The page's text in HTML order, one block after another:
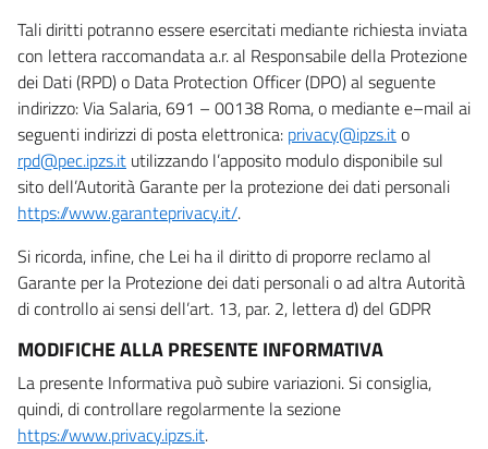
Tali diritti potranno essere esercitati mediante richiesta inviata
con lettera raccomandata a.r. al Responsabile della Protezione
dei Dati (RPD) o Data Protection Officer (DPO) al seguente
indirizzo: Via Salaria, 691 – 00138 Roma, o mediante e–mail ai
seguenti indirizzi di posta elettronica: privacy@ipzs.ito
rpd@pec.ipzs.it utilizzando l’apposito modulo disponibile sul
sito dell’Autorità Garante per la protezione dei dati personali
https://www.garanteprivacy.it/.
Si ricorda, infine, che Lei ha il diritto di proporre reclamo al
Garante per la Protezione dei dati personali o ad altra Autorità
di controllo ai sensi dell’art. 13, par. 2, lettera d) del GDPR
MODIFICHE ALLA PRESENTE INFORMATIVA
La presente Informativa può subire variazioni. Si consiglia,
quindi, di controllare regolarmente la sezione
https://www.privacy.ipzs.it.